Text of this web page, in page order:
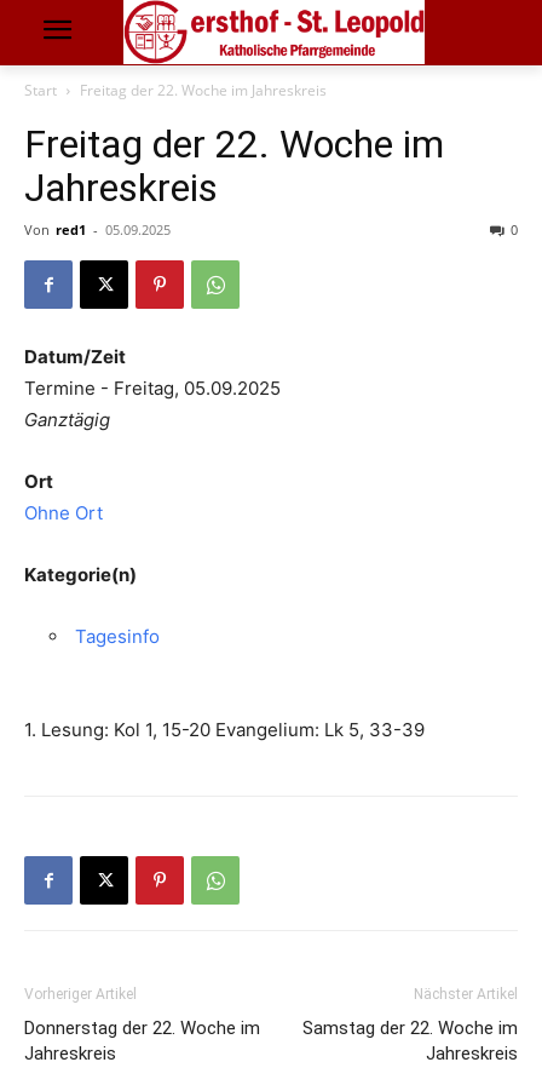
Start Freitag der 22. Woche im Jahreskreis
Freitag der 22. Woche im
Jahreskreis
Von red1 - 05.09.2025 0
Datum/Zeit
Termine - Freitag, 05.09.2025
Ganztägig
Ort
Ohne Ort
Kategorie(n)
Tagesinfo
1. Lesung: Kol 1, 15-20 Evangelium: Lk 5, 33-39
Vorheriger Artikel
Donnerstag der 22. Woche im
Jahreskreis
Nächster Artikel
Samstag der 22. Woche im
Jahreskreis